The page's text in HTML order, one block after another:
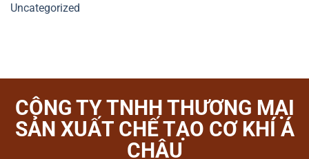
Uncategorized
CÔNG TY TNHH THƯƠNG MẠI
SẢN XUẤT CHẾ TẠO CƠ KHÍ Á
CHÂU